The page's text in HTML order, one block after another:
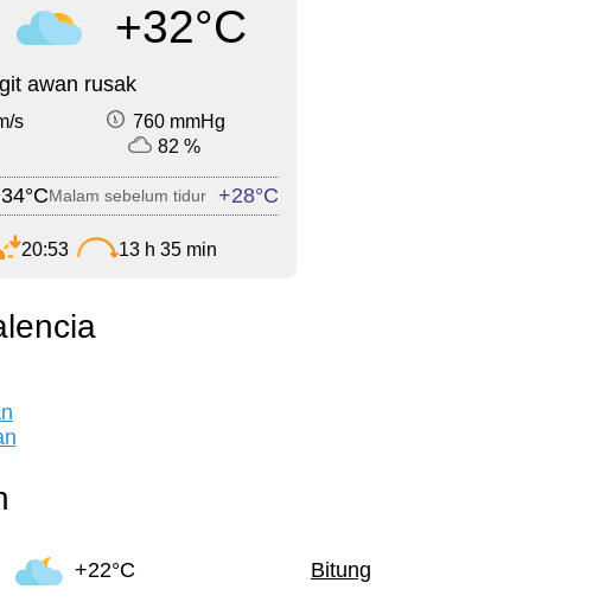
+32°C
awan rusak
s
760 mmHg
82 %
Malam sebelum tidur +28°C
20:53 13 h 35 min
+22°C Bitung